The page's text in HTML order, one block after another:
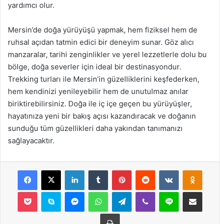
yardımcı olur.
Mersin’de doğa yürüyüşü yapmak, hem fiziksel hem de
ruhsal açıdan tatmin edici bir deneyim sunar. Göz alıcı
manzaralar, tarihi zenginlikler ve yerel lezzetlerle dolu bu
bölge, doğa severler için ideal bir destinasyondur.
Trekking turları ile Mersin’in güzelliklerini keşfederken,
hem kendinizi yenileyebilir hem de unutulmaz anılar
biriktirebilirsiniz. Doğa ile iç içe geçen bu yürüyüşler,
hayatınıza yeni bir bakış açısı kazandıracak ve doğanın
sunduğu tüm güzellikleri daha yakından tanımanızı
sağlayacaktır.
Facebook
X LinkedInTumblr PinterestReddit VKontakte
Pocket Skype MessengerWhatsAppTelegramViber Line E-Posta ile
Yazdır